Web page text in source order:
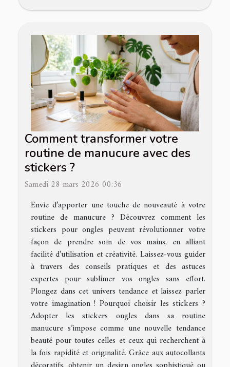
Comment transformer votre
routine de manucure avec des
stickers ?
Samedi 28 mars 2026 00:36
Envie d’apporter une touche de nouveauté à votre
routine de manucure ? Découvrez comment les
stickers pour ongles peuvent révolutionner votre
façon de prendre soin de vos mains, en alliant
facilité d’utilisation et créativité. Laissez-vous guider
à travers des conseils pratiques et des astuces
expertes pour sublimer vos ongles sans effort.
Plongez dans cet univers tendance et laissez parler
votre imagination ! Pourquoi choisir les stickers ?
Adopter les stickers ongles dans sa routine
manucure s’impose comme une nouvelle tendance
beauté pour toutes celles et ceux qui recherchent à
la fois rapidité et originalité. Grâce aux autocollants